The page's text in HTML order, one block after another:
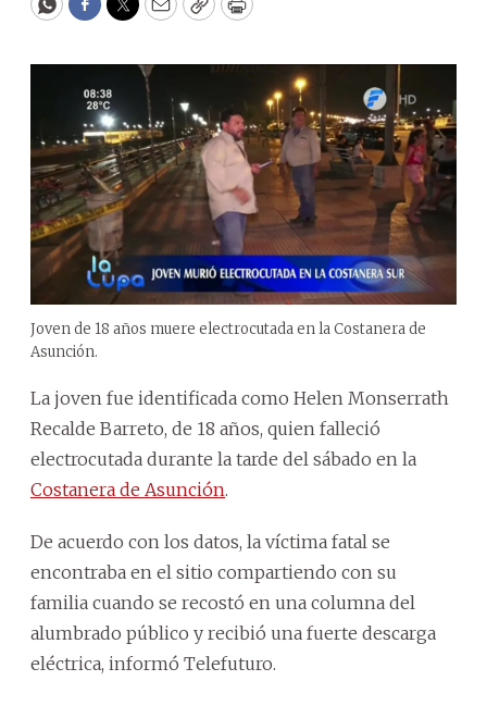
WhatsApp
Facebook
Twitter
EmailCopyPrint
Joven de 18 años muere electrocutada en la Costanera de
Asunción.
La joven fue identificada como Helen Monserrath
Recalde Barreto, de 18 años, quien falleció
electrocutada durante la tarde del sábado en la
Costanera de Asunción.
De acuerdo con los datos, la víctima fatal se
encontraba en el sitio compartiendo con su
familia cuando se recostó en una columna del
alumbrado público y recibió una fuerte descarga
eléctrica, informó Telefuturo.